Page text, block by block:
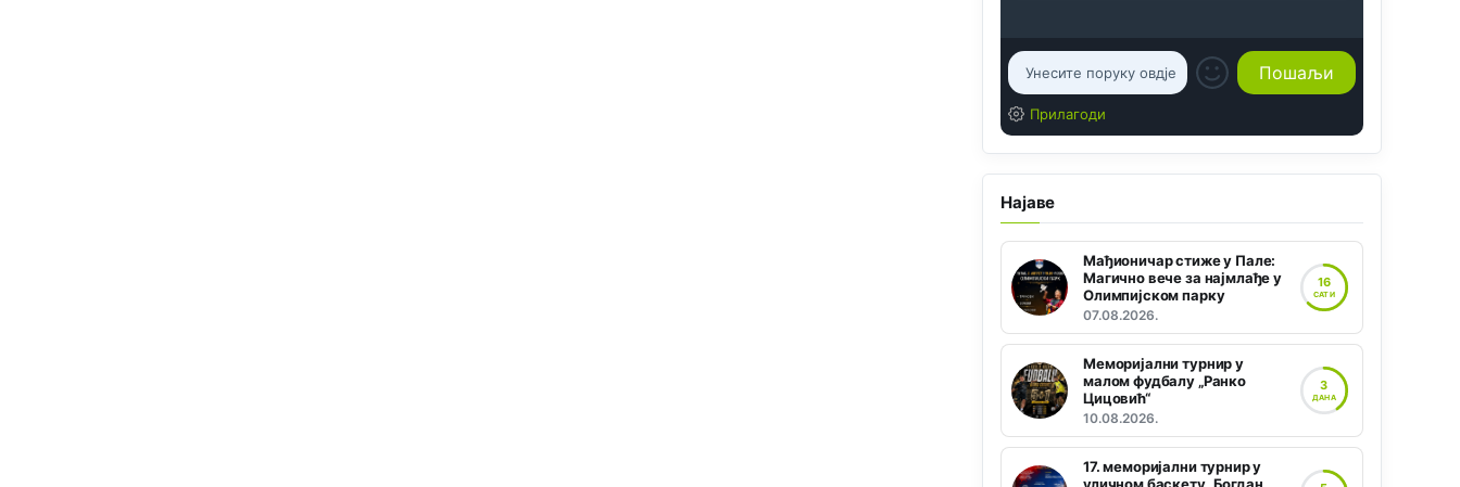
Прилагоди
Најаве
Мађионичар стиже у Пале:
Магично вече за најмлађе у
Олимпијском парку
07.08.2026.
16
САТИ
Меморијални турнир у
малом фудбалу „Ранко
Цицовић“
10.08.2026.
3
ДАНА
17. меморијални турнир у